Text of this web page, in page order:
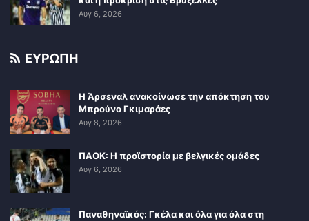
Αυγ 6, 2026
ΕΥΡΩΠΗ
Η Άρσεναλ ανακοίνωσε την απόκτηση του
Μπρούνο Γκιμαράες
Αυγ 8, 2026
ΠΑΟΚ: Η προϊστορία με βελγικές ομάδες
Αυγ 6, 2026
Παναθηναϊκός: Γκέλα και όλα για όλα στη